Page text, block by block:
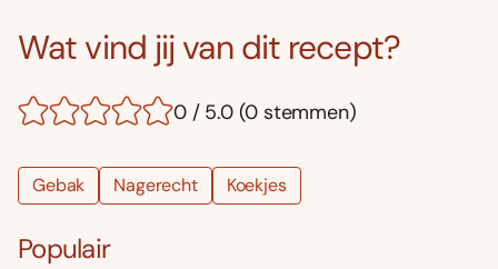
Wat vind jij van dit recept?
0 / 5.0 (0 stemmen)
Gebak Nagerecht Koekjes
Populair